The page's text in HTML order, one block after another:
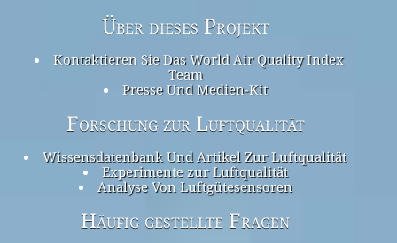
Über dieses Projekt
Kontaktieren Sie Das World Air Quality Index
Team
Presse Und Medien-Kit
Forschung zur Luftqualität
Wissensdatenbank Und Artikel Zur Luftqualität
Experimente zur Luftqualität
Analyse Von Luftgütesensoren
Häufig gestellte Fragen